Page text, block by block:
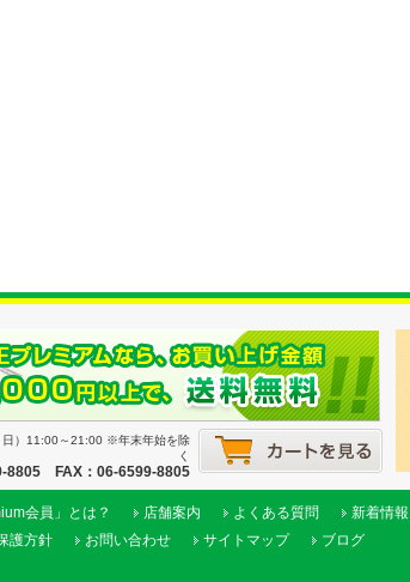
日）11:00～21:00 ※年末年始を除
く
8805 FAX：06-6599-8805
会員」とは？ 店舗案内 よくある質問
新着情報
護方針 お問い合わせ サイトマップ ブログ